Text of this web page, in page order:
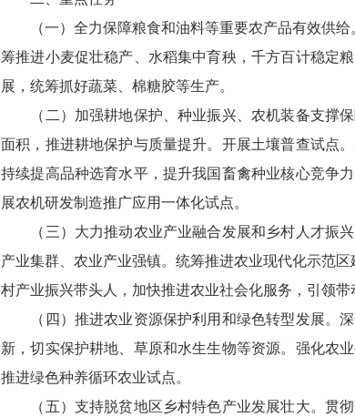
（一）全力保障粮食和油料等重要农产品有效供给
筹推进小麦促壮稳产、水稻集中育秧，千方百计稳定
展，统筹抓好蔬菜、棉糖胶等生产。
（二）加强耕地保护、种业振兴、农机装备支撑保
面积，推进耕地保护与质量提升。开展土壤普查试点
持续提高品种选育水平，提升我国畜禽种业核心竞争
展农机研发制造推广应用一体化试点。
（三）大力推动农业产业融合发展和乡村人才振兴
产业集群、农业产业强镇。统筹推进农业现代化示范
村产业振兴带头人，加快推进农业社会化服务，引领带
（四）推进农业资源保护利用和绿色转型发展。深
新，切实保护耕地、草原和水生生物等资源。强化农
推进绿色种养循环农业试点。
（五）支持脱贫地区乡村特色产业发展壮大。贯彻